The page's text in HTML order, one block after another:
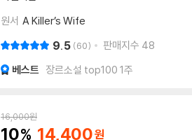
원서 A Killer’s Wife
9.5 60 판매지수 48
베스트 장르소설 top100 1주
16,000원
10 14,400